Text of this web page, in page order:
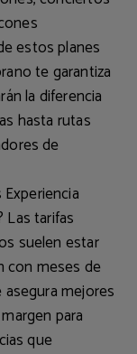
estos planes
te garantiza
la diferencia
hasta rutas
de
Lastarifas
suelen estar
con meses de
mejores
para
que